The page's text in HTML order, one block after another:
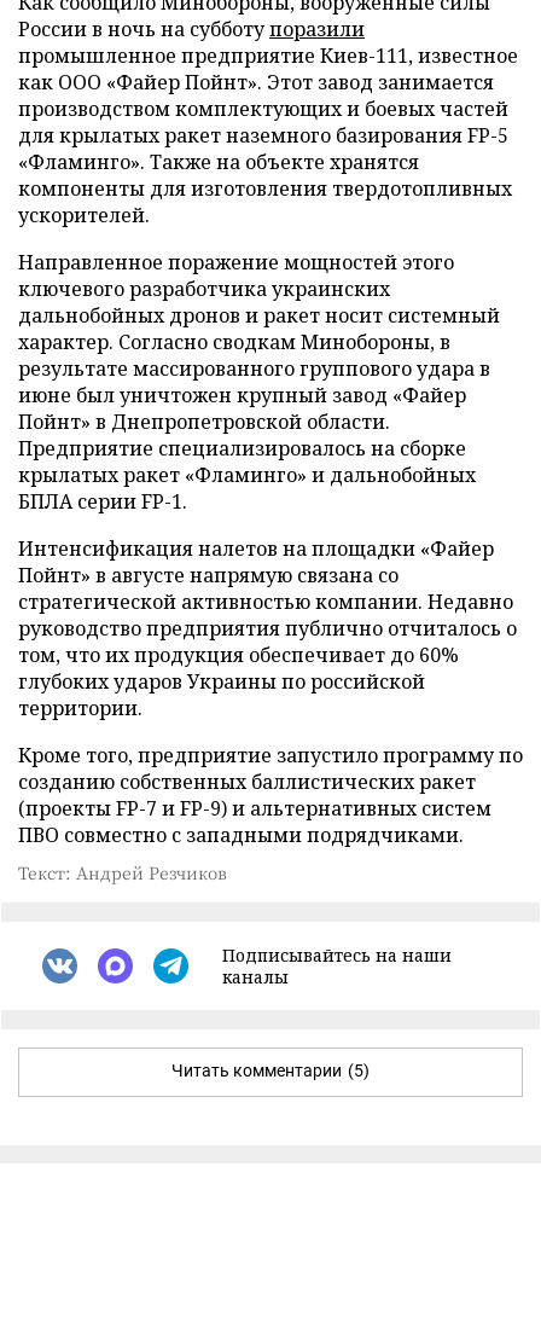
России в ночь на субботупоразили
промышленное предприятие Киев-111, известное
как ООО «Файер Пойнт». Этот завод занимается
производством комплектующих и боевых частей
для крылатых ракет наземного базирования FP-5
«Фламинго». Также на объекте хранятся
компоненты для изготовления твердотопливных
ускорителей.
Направленное поражение мощностей этого
ключевого разработчика украинских
дальнобойных дронов и ракет носит системный
характер. Согласно сводкам Минобороны, в
результате массированного группового удара в
июне был уничтожен крупный завод «Файер
Пойнт» в Днепропетровской области.
Предприятие специализировалось на сборке
крылатых ракет «Фламинго» и дальнобойных
БПЛА серии FP-1.
Интенсификация налетов на площадки «Файер
Пойнт» в августе напрямую связана со
стратегической активностью компании. Недавно
руководство предприятия публично отчиталось о
том, что их продукция обеспечивает до 60%
глубоких ударов Украины по российской
территории.
Кроме того, предприятие запустило программу по
созданию собственных баллистических ракет
(проекты FP-7 и FP-9) и альтернативных систем
ПВО совместно с западными подрядчиками.
Текст: Андрей Резчиков
Подписывайтесь на наши
каналы
Читать комментарии (5)